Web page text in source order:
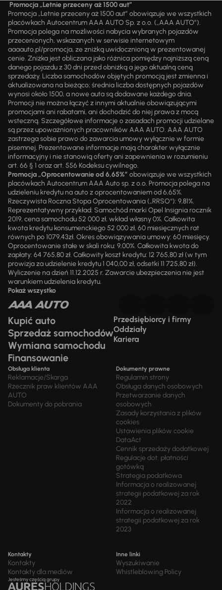
Promocja „Letnie przeceny aż 1500 aut”
Promocja „Letnie przeceny aż 1500 aut” obowiązuje we wszystkich
placówkach Autocentrum AAA AUTO Sp. z o.o. („AAA AUTO”).
Promocja polega na możliwości nabycia wybranych pojazdów
przecenionych, wskazanych w serwisie internetowym
aaaauto.pl/promocja, ze zniżką uwidocznioną w prezentowanej
cenie. Zniżka jest obliczana jako różnica pomiędzy najniższą ceną
danego pojazdu z 30 dni przed obniżką a jego aktualną ceną
sprzedaży. Liczba samochodów objętych promocją jest zmienna i
aktualizowana na bieżąco; średnia liczba dostępnych pojazdów
wynosi około 1500, a nowe auta są dodawane każdego dnia.
Promocji nie można łączyć z innymi aktualnie obowiązującymi
promocjami ani rabatami, ani dochodzić do niej prawa z mocą
wsteczną. Szczegółowe informacje o zasadach promocji udzielane
są przez upoważnionych pracowników AAA AUTO. AAA AUTO
zastrzega sobie prawo do zawarcia umowy wyłącznie w formie
pisemnej. Prezentowane informacje mają charakter wyłącznie
informacyjny i nie stanowią oferty ani zapewnienia w rozumieniu
art. 66 § 1 oraz art. 556 Kodeksu cywilnego.
Promocja „Oprocentowanie od 6,65%” obowiązuje we wszystkich
placówkach Autocentrum AAA Auto sp. z o.o. Promocja polega na
udzieleniu kredytu na auto z oprocentowaniem od 6,65%.
Rzeczywista Roczna Stopa Oprocentowania („RRSO“): 9,81%.
Reprezentatywny przykład: Samochód marki Opel Insignia rocznik
2019, cena samochodu 52 000 zł, wkład własny 0%. Całkowita
kwota kredytu konsumenckiego 52 000 zł, 60 miesięcznych rat
równych po 1079,43zł. Okres obowiązywania umowy: 60 miesięcy.
Oprocentowanie stałe w skali roku: 9,00%. Całkowita kwota do
zapłaty: 64 765,80 zł. Całkowity koszt kredytu: 12 765,80 zł (w tym
prowizja za udzielenie kredytu 1 040,00 zł, odsetki 11 725,80 zł).
Wyliczenie na dzień 11.12.2025 r. Zawarcie ubezpieczenia nie jest
warunkiem udzielenia kredytu.
Pokaż wszystko
Kupić auto
Sprzedaż samochodów
Wymiana samochodu
Finansowanie
Przedsiębiorcy i firmy
Oddziały
Kariera
Obsługa klienta
Reklamacje/Skarga
Rzecznik praw klientów AAA
AUTO
Dokumenty do pobrania
Dokumenty prawne
Regulamin strony
Obsługa danych osobowych
Przetwarzanie danych
osobowych
Zasady korzystania z plików
cookies
Ustawienia plików cookie
DataAct
Cennik sprzedaży dodatkowej
Regulacje dot. płatności
gotówką
Strategia podatkowa
Informacja o realizowanej
strategii podatkowej za rok
2022
Informacja o realizowanej
strategii podatkowej za rok
2023
Kontakty
Kontakty
Kontakty dla mediów
Inne linki
Wyszukiwanie
Whistleblowing Policy
Jesteśmy częścią grupy